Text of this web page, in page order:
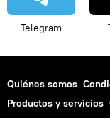
Telegram
Quiénes somos
Productos y servicios